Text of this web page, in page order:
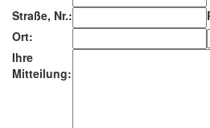
Straße, Nr.:
Ort:
Ihre
Mitteilung: